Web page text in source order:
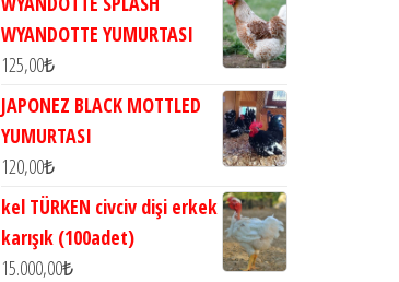
WYANDOTTE YUMURTASI
125,00₺
JAPONEZ BLACK MOTTLED
YUMURTASI
120,00₺
kel TÜRKEN civciv dişi erkek
karışık (100adet)
15.000,00₺